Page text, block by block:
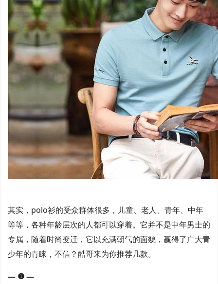
其实，polo衫的受众群体很多，儿童、老人、青年、中年
等等，各种年龄层次的人都可以穿着。它并不是中年男士的
专属，随着时尚变迁，它以充满朝气的面貌，赢得了广大青
少年的青睐，不信？酷哥来为你推荐几款。
— ❶ —